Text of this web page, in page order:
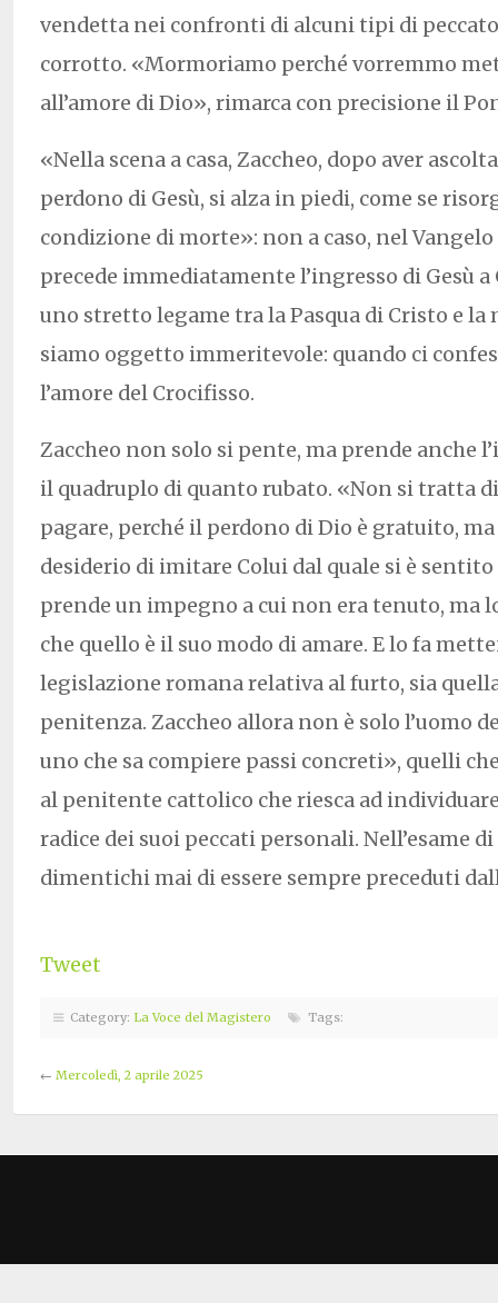
vendetta nei confronti di alcuni tipi di
corrotto. «Mormoriamo perché vorremmo
all’amore di Dio», rimarca con precisione il
«Nella scena a casa, Zaccheo, dopo aver
perdono di Gesù, si alza in piedi, come se
condizione di morte»: non a caso, nel Vangelo
precede immediatamente l’ingresso di Gesù a
uno stretto legame tra la Pasqua di Cristo e la
siamo oggetto immeritevole: quando ci
l’amore del Crocifisso.
Zaccheo non solo si pente, ma prende anche
il quadruplo di quanto rubato. «Non si tratta
pagare, perché il perdono di Dio è gratuito,
desiderio di imitare Colui dal quale si è sentito
prende un impegno a cui non era tenuto, ma
che quello è il suo modo di amare. E lo fa
legislazione romana relativa al furto, sia
penitenza. Zaccheo allora non è solo l’uomo
uno che sa compiere passi concreti», quelli
al penitente cattolico che riesca ad
radice dei suoi peccati personali. Nell’esame
dimentichi mai di essere sempre preceduti
Tweet
Category: La Voce del Magistero Tags:
← Mercoledì, 2 aprile 2025